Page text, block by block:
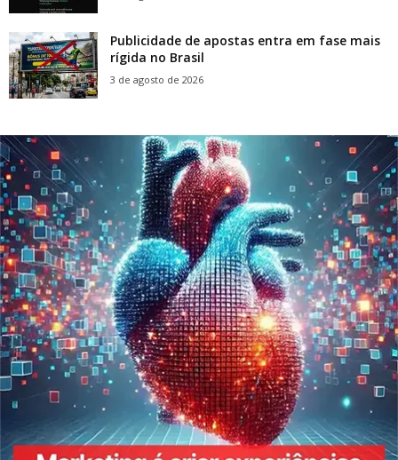
Publicidade de apostas entra em fase mais
rígida no Brasil
3 de agosto de 2026